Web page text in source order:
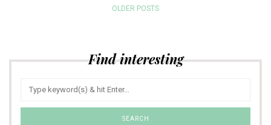
OLDER POSTS
Find interesting